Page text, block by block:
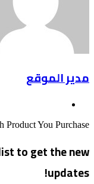
مدير الموقع
Product You Purchase
to get the new
updates!